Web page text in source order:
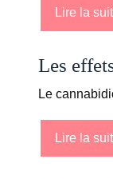
Lire la
Les
Le
Lire la